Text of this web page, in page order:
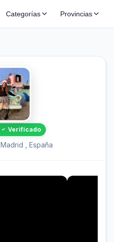
Categorías Provincias
Verificado
Madrid , España